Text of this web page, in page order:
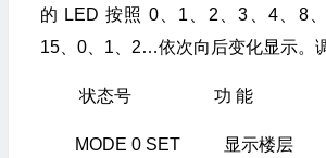
的 LED 按照 0、1、2、3、4、8、
15、0、1、2…依次向后变化显示。
状态号 功 能
MODE 0 SET 显示楼层